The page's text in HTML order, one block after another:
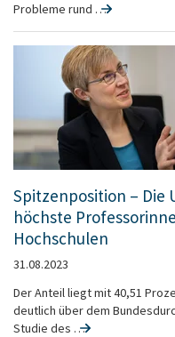
Probleme rund …
Spitzenposition – Die
höchste
Hochschulen
31.08.2023
Der Anteil liegt mit 40,51
deutlich über dem
Studie des …